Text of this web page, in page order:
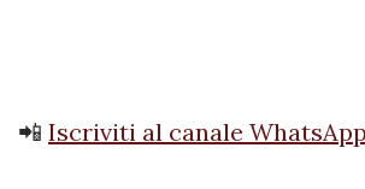
📲 Iscriviti al canale